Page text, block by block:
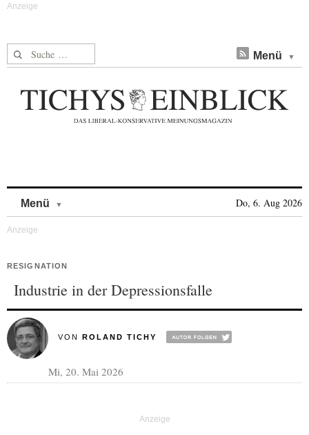
Suche nach: Menü
Menü Do, 6. Aug 2026
RESIGNATION
Industrie in der Depressionsfalle
VON ROLAND TICHY
Mi, 20. Mai 2026